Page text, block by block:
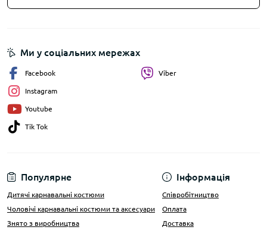
Популярне
Дитячі карнавальні костюми
Чоловічі карнавальні костюми та аксесуари
Знято з виробництва
Інформація
Співробітництво
Оплата
Доставка
Ми у соціальних мережах
Facebook
Instagram
Youtube
Tik Tok
Viber